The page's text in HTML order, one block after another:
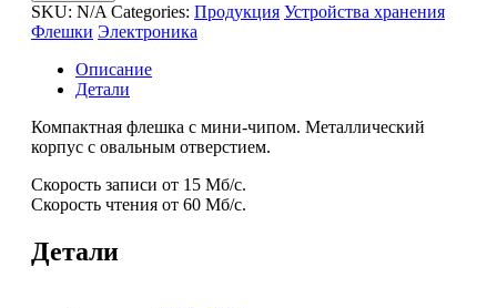
SKU: N/A Categories: Продукция Устройства хранения
Флешки Электроника
Описание
Детали
Компактная флешка с мини-чипом. Металлический
корпус с овальным отверстием.
Скорость записи от 15 Мб/с.
Скорость чтения от 60 Мб/с.
Детали